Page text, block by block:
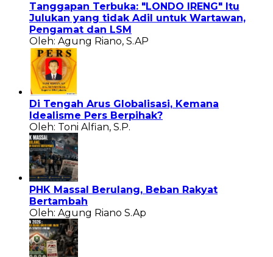
Tanggapan Terbuka: "LONDO IRENG" Itu
Julukan yang tidak Adil untuk Wartawan,
Pengamat dan LSM
Oleh: Agung Riano, S.AP
Di Tengah Arus Globalisasi, Kemana
Idealisme Pers Berpihak?
Oleh: Toni Alfian, S.P.
PHK Massal Berulang, Beban Rakyat
Bertambah
Oleh: Agung Riano S.Ap